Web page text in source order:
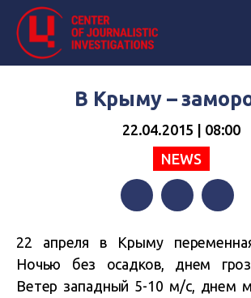
В Крыму –
22.04.2015 | 08:00
NEWS
22 апреля в Крыму
Ночью без осадков, днем
Ветер западный 5-10 м/с, днем